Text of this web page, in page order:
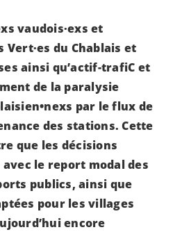
vaudois·exs et
Vert·es du Chablais et
ainsi qu’actif-trafiC et
de la paralysie
par le flux de
des stations. Cette
que les décisions
le report modal des
publics, ainsi que
pour les villages
encore